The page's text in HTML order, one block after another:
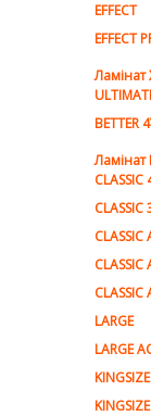
EFFECT
EFFECT
Ламінат
BETTER
Ламiнат
CLASSIC
CLASSIC
LARGE
LARGE
KINGSIZE